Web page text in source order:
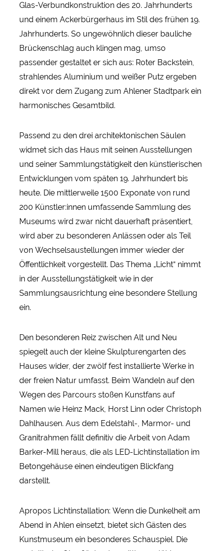
Glas-Verbundkonstruktion des 20. Jahrhunderts
und einem Ackerbürgerhaus im Stil des frühen 19.
Jahrhunderts. So ungewöhnlich dieser bauliche
Brückenschlag auch klingen mag, umso
passender gestaltet er sich aus: Roter Backstein,
strahlendes Aluminium und weißer Putz ergeben
direkt vor dem Zugang zum Ahlener Stadtpark ein
harmonisches Gesamtbild.
Passend zu den drei architektonischen Säulen
widmet sich das Haus mit seinen Ausstellungen
und seiner Sammlungstätigkeit den künstlerischen
Entwicklungen vom späten 19. Jahrhundert bis
heute. Die mittlerweile 1500 Exponate von rund
200 Künstler:innen umfassende Sammlung des
Museums wird zwar nicht dauerhaft präsentiert,
wird aber zu besonderen Anlässen oder als Teil
von Wechselsaustellungen immer wieder der
Öffentlichkeit vorgestellt. Das Thema „Licht“ nimmt
in der Ausstellungstätigkeit wie in der
Sammlungsausrichtung eine besondere Stellung
ein.
Den besonderen Reiz zwischen Alt und Neu
spiegelt auch der kleine Skulpturengarten des
Hauses wider, der zwölf fest installierte Werke in
der freien Natur umfasst. Beim Wandeln auf den
Wegen des Parcours stoßen Kunstfans auf
Namen wie Heinz Mack, Horst Linn oder Christoph
Dahlhausen. Aus dem Edelstahl-, Marmor- und
Granitrahmen fällt definitiv die Arbeit von Adam
Barker-Mill heraus, die als LED-Lichtinstallation im
Betongehäuse einen eindeutigen Blickfang
darstellt.
Apropos Lichtinstallation: Wenn die Dunkelheit am
Abend in Ahlen einsetzt, bietet sich Gästen des
Kunstmuseum ein besonderes Schauspiel. Die